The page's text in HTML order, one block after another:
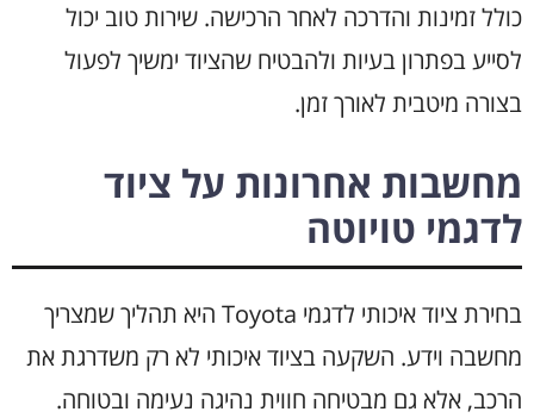
כולל זמינות והדרכה לאחר הרכישה. שירות טוב יכול
לסייע בפתרון בעיות ולהבטיח שהציוד ימשיך לפעול
בצורה מיטבית לאורך זמן.
מחשבות אחרונות על ציוד
לדגמי טויוטה
בחירת ציוד איכותי לדגמי Toyota היא תהליך שמצריך
מחשבה וידע. השקעה בציוד איכותי לא רק משדרגת את
הרכב, אלא גם מבטיחה חווית נהיגה נעימה ובטוחה.